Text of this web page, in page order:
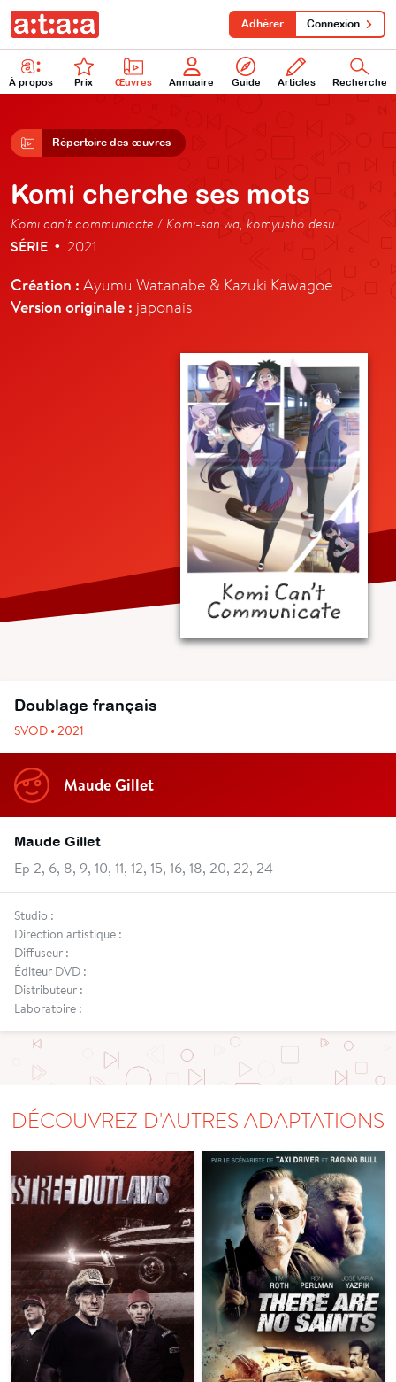
À propos Prix Œuvres Annuaire Guide Articles Recherche
Adhérer Connexion
Répertoire des œuvres
Komi cherche ses mots
Komi can't communicate / Komi-san wa, komyushō desu
SÉRIE • 2021
Création : Ayumu Watanabe & Kazuki Kawagoe
Version originale : japonais
Doublage français
SVOD • 2021
Maude Gillet
Maude Gillet
Ep 2, 6, 8, 9, 10, 11, 12, 15, 16, 18, 20, 22, 24
Studio :
Direction artistique :
Diffuseur :
Éditeur DVD :
Distributeur :
Laboratoire :
DÉCOUVREZ D'AUTRES ADAPTATIONS